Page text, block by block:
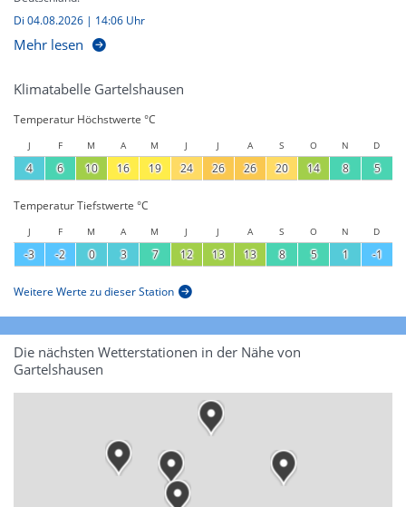
Di 04.08.2026 | 14:06 Uhr
Mehr lesen
Klimatabelle Gartelshausen
Temperatur Höchstwerte °C
J F M A M J J A S O N D
4 6 10 16 19 24 26 26 20 14 8 5
Temperatur Tiefstwerte °C
J F M A M J J A S O N D
-3 -2 0 3 7 12 13 13 8 5 1 -1
Weitere Werte zu dieser Station
Die nächsten Wetterstationen in der Nähe von
Gartelshausen